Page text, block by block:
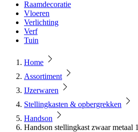
Raamdecoratie
Vloeren
Verlichting
Verf
Tuin
Home
Assortiment
IJzerwaren
Stellingkasten & opbergrekken
Handson
Handson stellingkast zwaar metaal